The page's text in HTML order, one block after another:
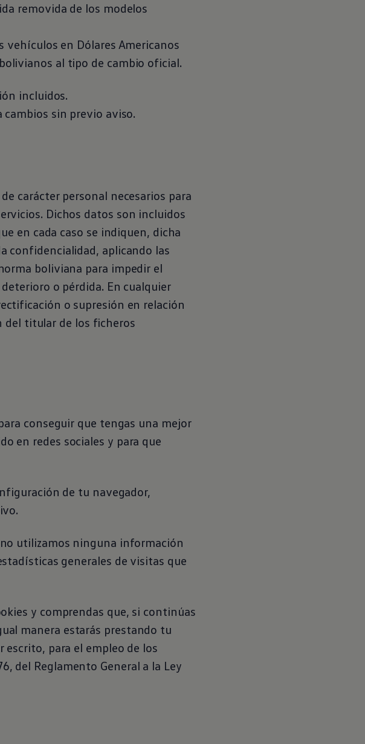
removida de los modelos
vehículos en Dólares Americanos
al tipo de cambio oficial.
incluidos.
cambios sin previo aviso.
carácter personal necesarios para
Dichos datos son incluidos
en cada caso se indiquen, dicha
confidencialidad, aplicando las
boliviana para impedir el
o pérdida. En cualquier
o supresión en relación
del titular de los ficheros
conseguir que tengas una mejor
en redes sociales y para que
de tu navegador,
utilizamos ninguna información
generales de visitas que
y comprendas que, si continúas
manera estarás prestando tu
para el empleo de los
del Reglamento General a la Ley